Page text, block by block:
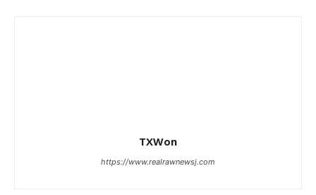
TXWon
https://www.realrawnewsj.com